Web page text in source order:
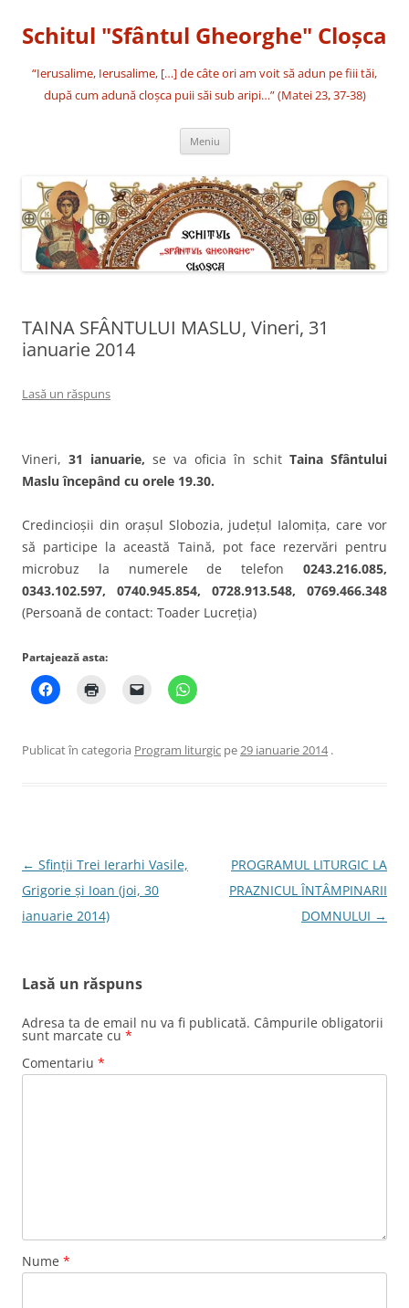
conținut
Schitul "Sfântul Gheorghe" Cloşca
“Ierusalime, Ierusalime, […] de câte ori am voit să adun pe fiii tăi,
după cum adună cloşca puii săi sub aripi…” (Matei 23, 37-38)
Meniu
TAINA SFÂNTULUI MASLU, Vineri, 31
ianuarie 2014
Lasă un răspuns
Vineri, 31 ianuarie, se va oficia în schit Taina Sfântului
Maslu începând cu orele 19.30.
Credincioşii din oraşul Slobozia, judeţul Ialomiţa, care vor
să participe la această Taină, pot face rezervări pentru
microbuz la numerele de telefon 0243.216.085,
0343.102.597, 0740.945.854, 0728.913.548, 0769.466.348
(Persoană de contact: Toader Lucreția)
Partajează asta:
Publicat în categoria Program liturgic pe29 ianuarie 2014 .
Navigare
în
articole
← Sfinții Trei Ierarhi Vasile,
Grigorie și Ioan (joi, 30
ianuarie 2014)
PROGRAMUL LITURGIC LA
PRAZNICUL ÎNTÂMPINARII
DOMNULUI →
Lasă un răspuns
Adresa ta de email nu va fi publicată. Câmpurile obligatorii
sunt marcate cu *
Comentariu *
Nume *